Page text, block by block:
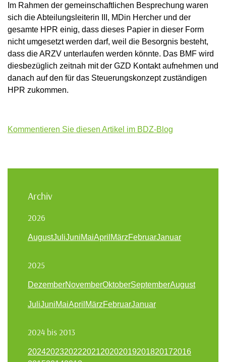
Im Rahmen der gemeinschaftlichen Besprechung waren
sich die Abteilungsleiterin III, MDin Hercher und der
gesamte HPR einig, dass dieses Papier in dieser Form
nicht umgesetzt werden darf, weil die Besorgnis besteht,
dass die ARZV unterlaufen werden könnte. Das BMF wird
diesbezüglich zeitnah mit der GZD Kontakt aufnehmen und
danach auf den für das Steuerungskonzept zuständigen
HPR zukommen.
Kommentieren Sie diesen Artikel im BDZ-Blog
Archiv
2026
AugustJuliJuniMaiApril MärzFebruarJanuar
2025
DezemberNovemberOktoberSeptemberAugust
JuliJuniMaiApril MärzFebruarJanuar
2024 bis 2013
202420232022202120202019201820172016